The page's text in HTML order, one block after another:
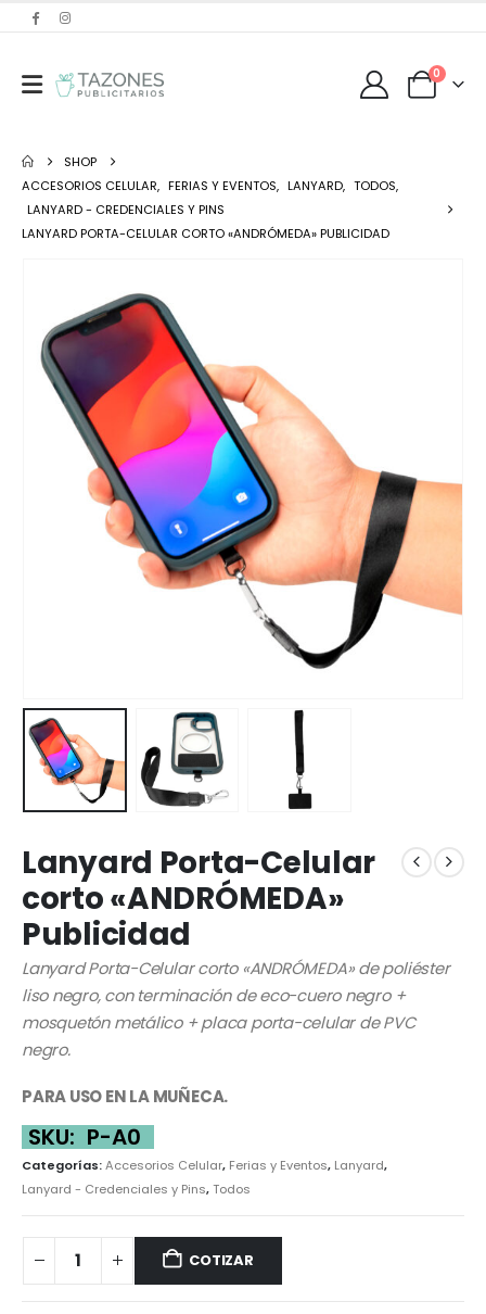
0
SHOP
ACCESORIOS CELULAR, FERIAS Y EVENTOS, LANYARD, TODOS,
LANYARD - CREDENCIALES Y PINS
LANYARD PORTA-CELULAR CORTO «ANDRÓMEDA» PUBLICIDAD
Lanyard Porta-Celular
corto «ANDRÓMEDA»
Publicidad
Lanyard Porta-Celular corto «ANDRÓMEDA» de poliéster
liso negro, con terminación de eco-cuero negro +
mosquetón metálico + placa porta-celular de PVC
negro.
PARA USO EN LA MUÑECA.
SKU: P-A0
Categorías:Accesorios Celular, Ferias y Eventos, Lanyard,
Lanyard - Credenciales y Pins,Todos
COTIZAR